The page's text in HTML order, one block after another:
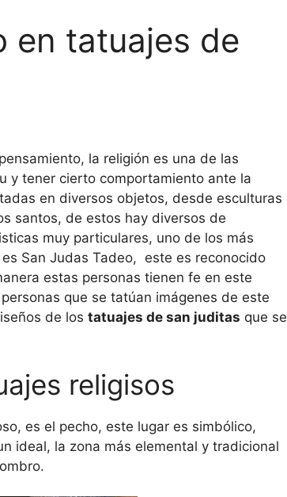
en tatuajes de
la religión es una de las
y tener cierto comportamiento ante la
en diversos objetos, desde esculturas
santos, de estos hay diversos de
muy particulares, uno de los más
San Judas Tadeo, este es reconocido
estas personas tienen fe en este
que se tatúan imágenes de este
de los tatuajes de san juditas que se
religisos
es el pecho, este lugar es simbólico,
ideal, la zona más elemental y tradicional